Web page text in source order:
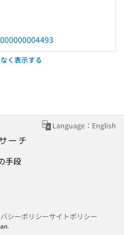
く表示する
Language：English
手段
シーポリシーサイトポリシー